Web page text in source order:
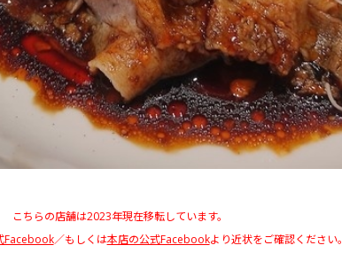
こちらの店舗は2023年現在移転しています。
Facebook／もしくは本店の公式Facebookより近状をご確認ください。